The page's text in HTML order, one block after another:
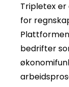
Tripletex
for
bedrifter